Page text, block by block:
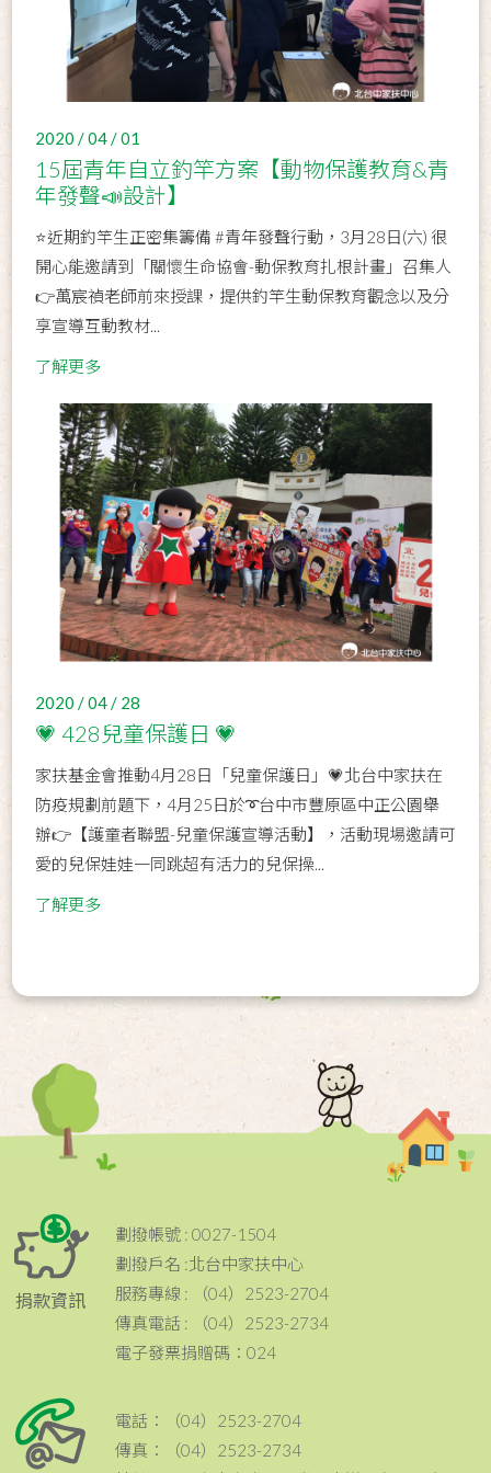
2020 / 04 / 01
15屆青年自立釣竿方案【動物保護教育&青
年發聲📣設計】
⭐近期釣竿生正密集籌備 #青年發聲行動，3月28日(六) 很
開心能邀請到「關懷生命協會-動保教育扎根計畫」召集人
👉萬宸禎老師前來授課，提供釣竿生動保教育觀念以及分
享宣導互動教材...
了解更多
2020 / 04 / 28
💗 428兒童保護日 💗
家扶基金會推動4月28日「兒童保護日」💗北台中家扶在
防疫規劃前題下，4月25日於➰台中市豐原區中正公園舉
辦👉【護童者聯盟-兒童保護宣導活動】，活動現場邀請可
愛的兒保娃娃一同跳超有活力的兒保操...
了解更多
捐款資訊
劃撥帳號 : 0027-1504
劃撥戶名 :北台中家扶中心
服務專線 : （04）2523-2704
傳真電話 : （04）2523-2734
電子發票捐贈碼：024
電話：（04）2523-2704
傳真：（04）2523-2734